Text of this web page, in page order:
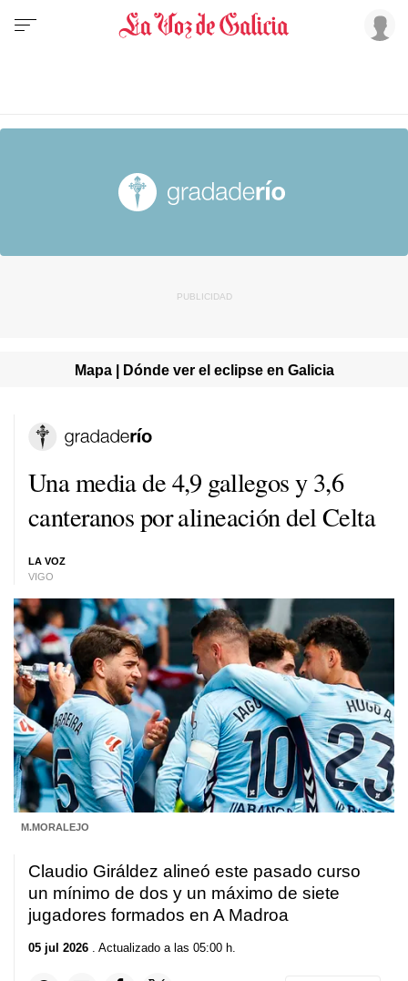
Mapa | Dónde ver el eclipse en Galicia
Una media de 4,9 gallegos y 3,6
canteranos por alineación del Celta
LA VOZ
VIGO
M.MORALEJO
Claudio Giráldez alineó este pasado curso
un mínimo de dos y un máximo de siete
jugadores formados en A Madroa
05 jul 2026 . Actualizado a las 05:00 h.